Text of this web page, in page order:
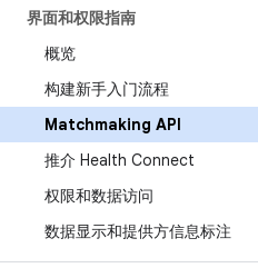
界面和权限指南
概览
构建新手入门流程
Matchmaking API
推介 Health Connect
权限和数据访问
数据显示和提供方信息标注